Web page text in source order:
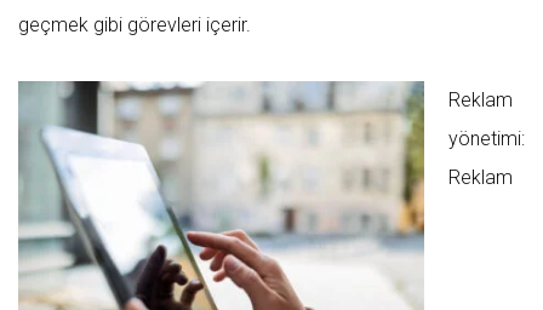
geçmek gibi görevleri içerir.
Reklam
yönetimi:
Reklam